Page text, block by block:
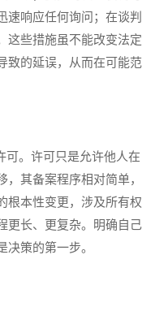
速响应任何询问；在谈判
这些措施虽不能改变法定
致的延误，从而在可能范
。许可只是允许他人在
其备案程序相对简单，
根本性变更，涉及所有权
更长、更复杂。明确自己
策的第一步。